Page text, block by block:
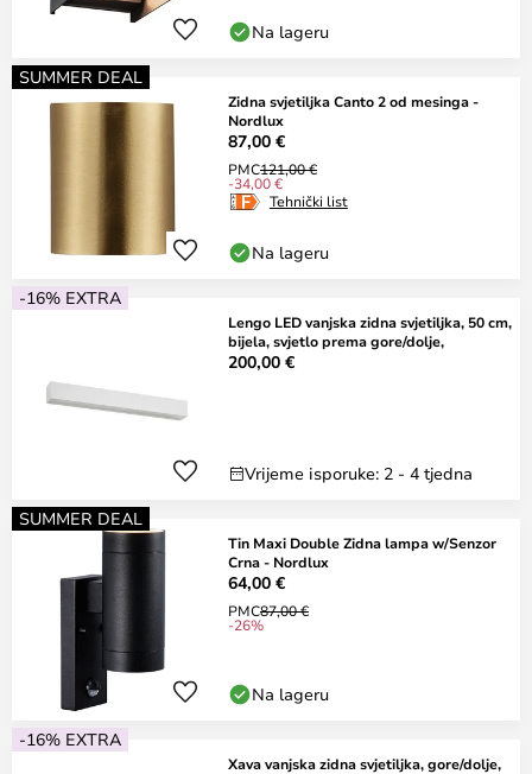
Na lageru
SUMMER DEAL
Zidna svjetiljka Canto 2 od mesinga -
Nordlux
87,00 €
PMC121,00 €
-34,00 €
Tehnički list
Na lageru
-16% EXTRA
Lengo LED vanjska zidna svjetiljka, 50 cm,
bijela, svjetlo prema gore/dolje,
200,00 €
Vrijeme isporuke: 2 - 4 tjedna
SUMMER DEAL
Tin Maxi Double Zidna lampa w/Senzor
Crna - Nordlux
64,00 €
PMC87,00 €
-26%
Na lageru
-16% EXTRA
Xava vanjska zidna svjetiljka, gore/dolje,